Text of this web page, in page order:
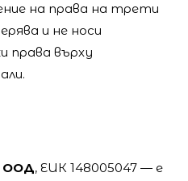
на права на трети
и не носи
права върху
ООД, ЕИК 148005047 — е